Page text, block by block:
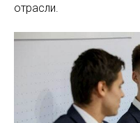
отрасли.